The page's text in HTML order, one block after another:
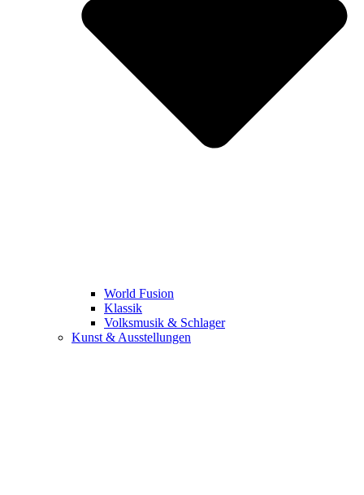
World Fusion
Klassik
Volksmusik & Schlager
Kunst & Ausstellungen